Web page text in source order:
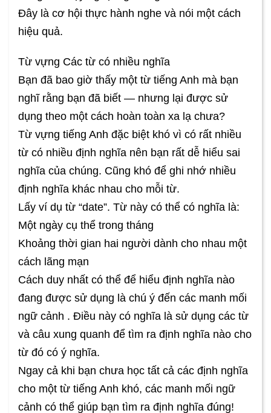
Đây là cơ hội thực hành nghe và nói một cách
hiệu quả.
Từ vựng Các từ có nhiều nghĩa
Bạn đã bao giờ thấy một từ tiếng Anh mà bạn
nghĩ rằng bạn đã biết — nhưng lại được sử
dụng theo một cách hoàn toàn xa lạ chưa?
Từ vựng tiếng Anh đặc biệt khó vì có rất nhiều
từ có nhiều định nghĩa nên bạn rất dễ hiểu sai
nghĩa của chúng. Cũng khó để ghi nhớ nhiều
định nghĩa khác nhau cho mỗi từ.
Lấy ví dụ từ “date”. Từ này có thể có nghĩa là:
Một ngày cụ thể trong tháng
Khoảng thời gian hai người dành cho nhau một
cách lãng mạn
Cách duy nhất có thể để hiểu định nghĩa nào
đang được sử dụng là chú ý đến các manh mối
ngữ cảnh . Điều này có nghĩa là sử dụng các từ
và câu xung quanh để tìm ra định nghĩa nào cho
từ đó có ý nghĩa.
Ngay cả khi bạn chưa học tất cả các định nghĩa
cho một từ tiếng Anh khó, các manh mối ngữ
cảnh có thể giúp bạn tìm ra định nghĩa đúng!